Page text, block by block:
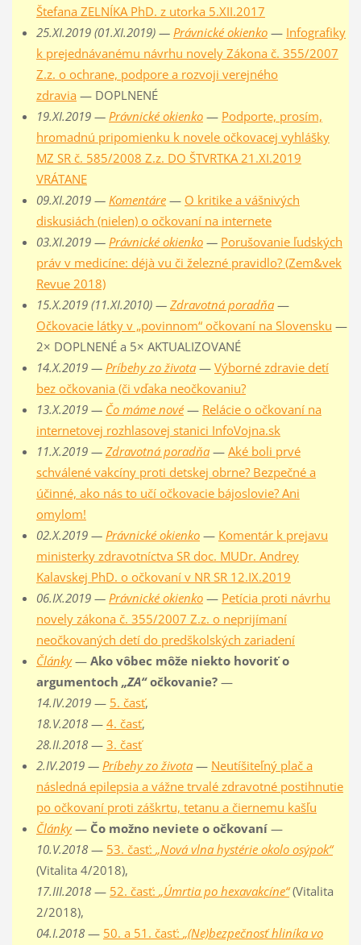
Štefana ZELNÍKA PhD. z utorka 5.XII.2017
25.XI.2019 (01.XI.2019) — Právnické okienko— Infografiky
k prejednávanému návrhu novely Zákona č. 355/2007
Z.z. o ochrane, podpore a rozvoji verejného
zdravia — DOPLNENÉ
19.XI.2019 — Právnické okienko— Podporte, prosím,
hromadnú pripomienku k novele očkovacej vyhlášky
MZ SR č. 585/2008 Z.z. DO ŠTVRTKA 21.XI.2019
VRÁTANE
09.XI.2019 — Komentáre— O kritike a vášnivých
diskusiách (nielen) o očkovaní na internete
03.XI.2019 — Právnické okienko— Porušovanie ľudských
práv v medicíne: déjà vu či železné pravidlo? (Zem&vek
Revue 2018)
15.X.2019 (11.XI.2010) — Zdravotná poradňa—
Očkovacie látky v „povinnom“ očkovaní na Slovensku —
2× DOPLNENÉ a 5× AKTUALIZOVANÉ
14.X.2019 — Príbehy zo života— Výborné zdravie detí
bez očkovania (či vďaka neočkovaniu?
13.X.2019 — Čo máme nové— Relácie o očkovaní na
internetovej rozhlasovej stanici InfoVojna.sk
11.X.2019 — Zdravotná poradňa— Aké boli prvé
schválené vakcíny proti detskej obrne? Bezpečné a
účinné, ako nás to učí očkovacie bájoslovie? Ani
omylom!
02.X.2019 — Právnické okienko— Komentár k prejavu
ministerky zdravotníctva SR doc. MUDr. Andrey
Kalavskej PhD. o očkovaní v NR SR 12.IX.2019
06.IX.2019 — Právnické okienko— Petícia proti návrhu
novely zákona č. 355/2007 Z.z. o neprijímaní
neočkovaných detí do predškolských zariadení
Články— Ako vôbec môže niekto hovoriť o
argumentoch „ZA“očkovanie?—
14.IV.2019— 5. časť,
18.V.2018— 4. časť,
28.II.2018— 3. časť
2.IV.2019 — Príbehy zo života— Neutíšiteľný plač a
následná epilepsia a vážne trvalé zdravotné postihnutie
po očkovaní proti záškrtu, tetanu a čiernemu kašľu
Články— Čo možno neviete o očkovaní—
10.V.2018— 53. časť: „Nová vlna hystérie okolo osýpok“
(Vitalita 4/2018),
17.III.2018— 52. časť: „Úmrtia po hexavakcíne“(Vitalita
2/2018),
04.I.2018— 50. a 51. časť: „(Ne)bezpečnosť hliníka vo